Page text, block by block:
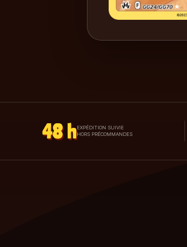
48 hEXPÉDITION SUIVIE
HORS PRÉCOMMANDES